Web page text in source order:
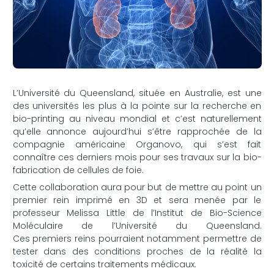
L’Université du Queensland, située en Australie, est une
des universités les plus à la pointe sur la recherche en
bio-printing au niveau mondial et c’est naturellement
qu’elle annonce aujourd’hui s’être rapprochée de la
compagnie américaine Organovo, qui s’est fait
connaître ces derniers mois pour ses travaux sur la bio-
fabrication de cellules de foie.
Cette collaboration aura pour but de mettre au point un
premier rein imprimé en 3D et sera menée par le
professeur Melissa Little de l’Institut de Bio-Science
Moléculaire de l’Université du Queensland.
Ces premiers reins pourraient notamment permettre de
tester dans des conditions proches de la réalité la
toxicité de certains traitements médicaux.